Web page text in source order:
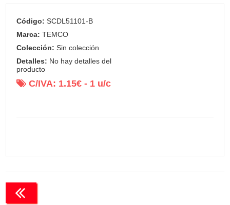
Código: SCDL51101-B
Marca: TEMCO
Colección: Sin colección
Detalles: No hay detalles del
producto
C/IVA: 1.15€ - 1 u/c